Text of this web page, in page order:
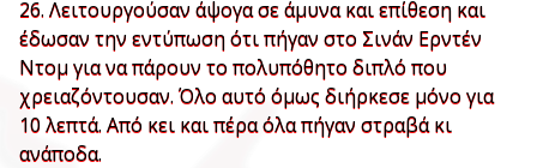
26. Λειτουργούσαν άψογα σε άμυνα και επίθεση και
έδωσαν την εντύπωση ότι πήγαν στο Σινάν Ερντέν
Ντομ για να πάρουν το πολυπόθητο διπλό που
χρειαζόντουσαν. Όλο αυτό όμως διήρκεσε μόνο για
10 λεπτά. Από κει και πέρα όλα πήγαν στραβά κι
ανάποδα.